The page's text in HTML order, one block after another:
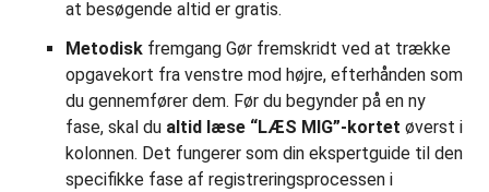
at besøgende altid er gratis.
Metodisk fremgang Gør fremskridt ved at trække
opgavekort fra venstre mod højre, efterhånden som
du gennemfører dem. Før du begynder på en ny
fase, skal du altid læse “LÆS MIG”-kortet øverst i
kolonnen. Det fungerer som din ekspertguide til den
specifikke fase af registreringsprocessen i